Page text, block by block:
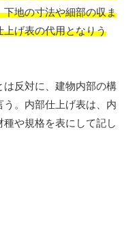
地の寸法や細部の収ま
げ表の代用となりう
反対に、建物内部の構
。内部仕上げ表は、内
や規格を表にして記し